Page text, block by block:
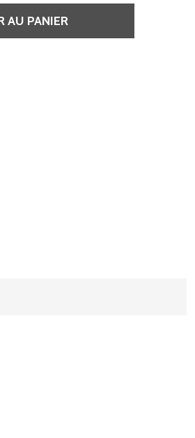
SURFACE RUGUEUSE • BOUT
LISSE • SURFACE
AU PANIER